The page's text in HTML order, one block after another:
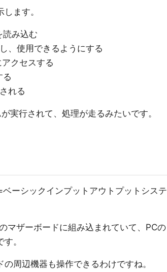
ます。
み込む
、使用できるようにする
クセスする
る
れる
実行されて、処理が走るみたいです。
ーシックインプットアウトプットシステ
マザーボードに組み込まれていて、PCの
。
周辺機器も操作できるわけですね。